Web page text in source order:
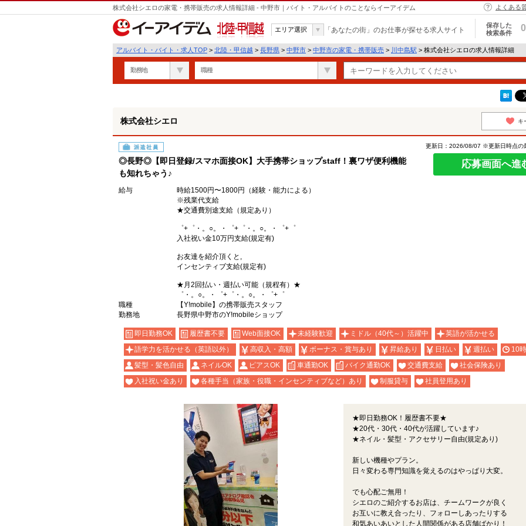
株式会社シエロの家電・携帯販売の求人情報詳細 - 中野市｜バイト・アルバイトのことならイーアイデム よくある
北陸・甲信越
エリア選択 「あなたの街」のお仕事が探せる求人サイト
保存した
検索条件
0
アルバイト・バイト・求人TOP > 北陸・甲信越 > 長野県 > 中野市 > 中野市の家電・携帯販売 > 川中島駅 > 株式会社シエロの求人情報詳細
勤務地 職種
株式会社シエロ キ
派遣社員
◎長野◎【即日登録/スマホ面接OK】大手携帯ショップstaff！裏ワザ便利機能
も知れちゃう♪
更新日：2026/08/07 ※更新日時点の
応募画面へ進
給与
時給1500円〜1800円（経験・能力による）
※残業代支給
★交通費別途支給（規定あり）
゜+゜・。○。・゜+゜・。○。・゜+゜
入社祝い金10万円支給(規定有)
お友達を紹介頂くと,
インセンティブ支給(規定有)
★月2回払い・週払い可能（規程有）★
゜・。○。・゜+゜・。○。・゜+゜
職種
【Y!mobile】の携帯販売スタッフ
勤務地
長野県中野市のY!mobileショップ
即日勤務OK 履歴書不要 Web面接OK 未経験歓迎 ミドル（40代～）活躍中
英語が活かせる
語学力を活かせる（英語以外）
高収入・高額 ボーナス・賞与あり 昇給あり 日払い 週払い
10
髪型・髪色自由
ネイルOK ピアスOK 車通勤OK バイク通勤OK 交通費支給
社会保険あり
入社祝い金あり
各種手当（家族・役職・インセンティブなど）あり 制服貸与 社員登用あり
★即日勤務OK！履歴書不要★
★20代・30代・40代が活躍しています♪
★ネイル・髪型・アクセサリー自由(規定あり)
新しい機種やプラン。
日々変わる専門知識を覚えるのはやっぱり大変。
でも心配ご無用！
シエロのご紹介するお店は、チームワークが良く
お互いに教え合ったり、フォローしあったりする
和気あいあいとした人間関係がある店舗ばかり！